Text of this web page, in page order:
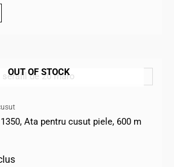
OUT OF STOCK
Ata pentru cusut piele, 600 m